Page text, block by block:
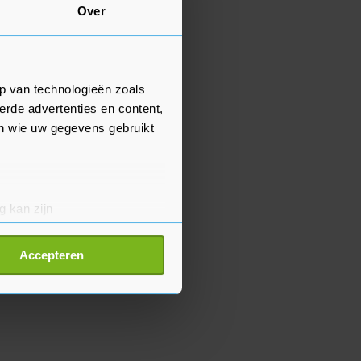
Over
van technologieën zoals
advertenties en content,
wie uw gegevens gebruikt
kan zijn
detailgedeelte
Accepteren